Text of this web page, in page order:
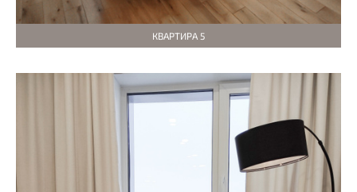
КВАРТИРА 5